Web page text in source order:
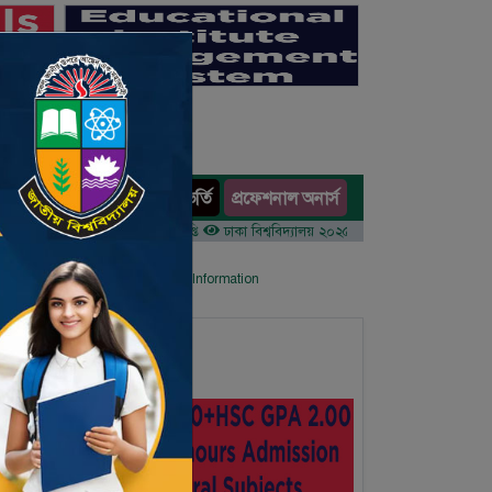
অনার্স ভর্তি প্রফেশনাল অনার্স
১ম বর্ষের ভর্তি আবেদন বিজ্ঞপ্তি ঢাকা বিশ্ববিদ্যালয় ২০২৫-২৬ শিক্ষাবর্ষে আন্ডারগ্র্যাজুয়েট
Details Primary School's Information